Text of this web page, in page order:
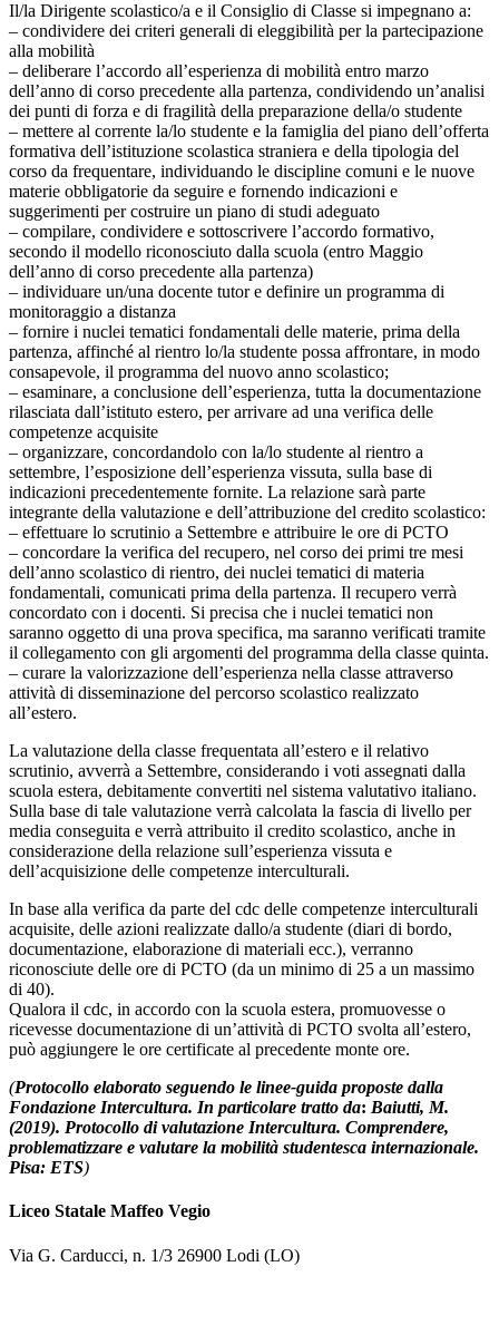
Il/la Dirigente scolastico/a e il Consiglio di Classe si impegnano a:
– condividere dei criteri generali di eleggibilità per la partecipazione
alla mobilità
– deliberare l’accordo all’esperienza di mobilità entro marzo
dell’anno di corso precedente alla partenza, condividendo un’analisi
dei punti di forza e di fragilità della preparazione della/o studente
– mettere al corrente la/lo studente e la famiglia del piano dell’offerta
formativa dell’istituzione scolastica straniera e della tipologia del
corso da frequentare, individuando le discipline comuni e le nuove
materie obbligatorie da seguire e fornendo indicazioni e
suggerimenti per costruire un piano di studi adeguato
– compilare, condividere e sottoscrivere l’accordo formativo,
secondo il modello riconosciuto dalla scuola (entro Maggio
dell’anno di corso precedente alla partenza)
– individuare un/una docente tutor e definire un programma di
monitoraggio a distanza
– fornire i nuclei tematici fondamentali delle materie, prima della
partenza, affinché al rientro lo/la studente possa affrontare, in modo
consapevole, il programma del nuovo anno scolastico;
– esaminare, a conclusione dell’esperienza, tutta la documentazione
rilasciata dall’istituto estero, per arrivare ad una verifica delle
competenze acquisite
– organizzare, concordandolo con la/lo studente al rientro a
settembre, l’esposizione dell’esperienza vissuta, sulla base di
indicazioni precedentemente fornite. La relazione sarà parte
integrante della valutazione e dell’attribuzione del credito scolastico:
– effettuare lo scrutinio a Settembre e attribuire le ore di PCTO
– concordare la verifica del recupero, nel corso dei primi tre mesi
dell’anno scolastico di rientro, dei nuclei tematici di materia
fondamentali, comunicati prima della partenza. Il recupero verrà
concordato con i docenti. Si precisa che i nuclei tematici non
saranno oggetto di una prova specifica, ma saranno verificati tramite
il collegamento con gli argomenti del programma della classe quinta.
– curare la valorizzazione dell’esperienza nella classe attraverso
attività di disseminazione del percorso scolastico realizzato
all’estero.
La valutazione della classe frequentata all’estero e il relativo
scrutinio, avverrà a Settembre, considerando i voti assegnati dalla
scuola estera, debitamente convertiti nel sistema valutativo italiano.
Sulla base di tale valutazione verrà calcolata la fascia di livello per
media conseguita e verrà attribuito il credito scolastico, anche in
considerazione della relazione sull’esperienza vissuta e
dell’acquisizione delle competenze interculturali.
In base alla verifica da parte del cdc delle competenze interculturali
acquisite, delle azioni realizzate dallo/a studente (diari di bordo,
documentazione, elaborazione di materiali ecc.), verranno
riconosciute delle ore di PCTO (da un minimo di 25 a un massimo
di 40).
Qualora il cdc, in accordo con la scuola estera, promuovesse o
ricevesse documentazione di un’attività di PCTO svolta all’estero,
può aggiungere le ore certificate al precedente monte ore.
(Protocollo elaborato seguendo le linee-guida proposte dalla
Fondazione Intercultura. In particolare tratto da: Baiutti, M.
(2019). Protocollo di valutazione Intercultura. Comprendere,
problematizzare e valutare la mobilità studentesca internazionale.
Pisa: ETS)
Liceo Statale Maffeo Vegio
Via G. Carducci, n. 1/3 26900 Lodi (LO)